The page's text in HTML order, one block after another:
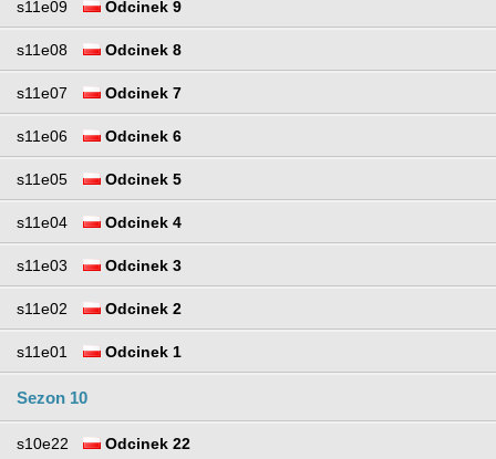
s11e09 Odcinek 9
s11e08 Odcinek 8
s11e07 Odcinek 7
s11e06 Odcinek 6
s11e05 Odcinek 5
s11e04 Odcinek 4
s11e03 Odcinek 3
s11e02 Odcinek 2
s11e01 Odcinek 1
Sezon 10
s10e22 Odcinek 22